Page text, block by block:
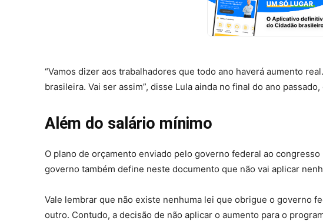
“Vamos dizer aos trabalhadores que todo ano haverá aumento
brasileira. Vai ser assim”, disse Lula ainda no final do ano
Além do salário mínimo
O plano de orçamento enviado pelo governo federal ao
governo também define neste documento que não vai aplicar
Vale lembrar que não existe nenhuma lei que obrigue o governo
outro. Contudo, a decisão de não aplicar o aumento para o